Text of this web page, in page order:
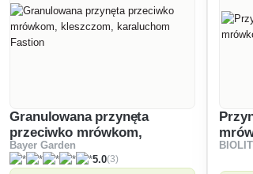
Granulowana przynęta
przeciwko mrówkom,
kleszczom, karaluchom
Fastion
Bayer Garden
5.0(3)
BIOLIT